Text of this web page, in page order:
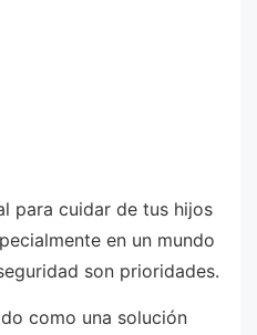
para cuidar de tus hijos
en un mundo
son prioridades.
como una solución